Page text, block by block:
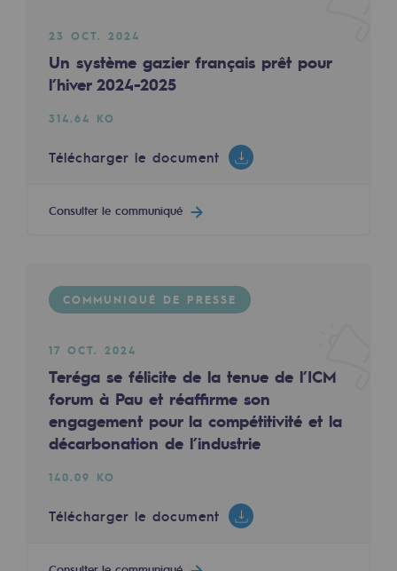
Energiz Mouv
Energiz Mouv
Le programme social et territorial de
Territorial
Social
Notre investissement dans les
Inclusion
Mixité et égalité Femme-Homme
QVCT
Sécurité
PARI 2035, le programme de sécurité
23 OCT. 2024
Un système gazier français prêt pour
l’hiver 2024-2025
314.64 KO
Télécharger le document
Consulter le communiqué
COMMUNIQUÉ DE PRESSE
17 OCT. 2024
Teréga se félicite de la tenue de l’ICM
forum à Pau et réaffirme son
engagement pour la compétitivité et la
décarbonation de l’industrie
140.09 KO
Télécharger le document